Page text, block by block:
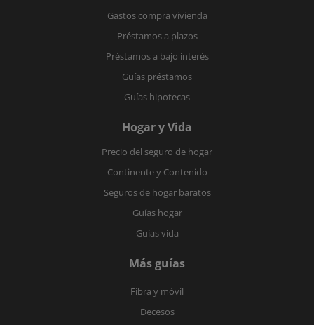
Gastos compra vivienda
Préstamos a plazos
Préstamos a bajo interés
Guías préstamos
Guías hipotecas
Hogar y Vida
Precio del seguro de hogar
Continente y Contenido
Seguros de hogar baratos
Guías hogar
Guías vida
Más guías
Fibra y móvil
Decesos